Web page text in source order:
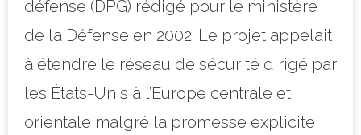
défense (DPG) rédigé pour le ministère
de la Défense en 2002. Le projet appelait
à étendre le réseau de sécurité dirigé par
les États-Unis à l’Europe centrale et
orientale malgré la promesse explicite